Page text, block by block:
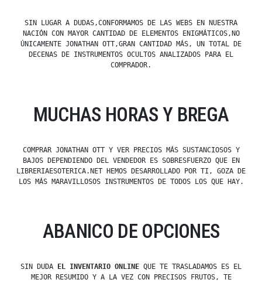
SIN LUGAR A DUDAS,CONFORMAMOS DE LAS WEBS EN NUESTRA
NACIÓN CON MAYOR CANTIDAD DE ELEMENTOS ENIGMÁTICOS,NO
ÚNICAMENTE JONATHAN OTT,GRAN CANTIDAD MÁS, UN TOTAL DE
DECENAS DE INSTRUMENTOS OCULTOS ANALIZADOS PARA EL
COMPRADOR.
MUCHAS HORAS Y BREGA
COMPRAR JONATHAN OTT Y VER PRECIOS MÁS SUSTANCIOSOS Y
BAJOS DEPENDIENDO DEL VENDEDOR ES SOBRESFUERZO QUE EN
LIBRERIAESOTERICA.NET HEMOS DESARROLLADO POR TI, GOZA DE
LOS MÁS MARAVILLOSOS INSTRUMENTOS DE TODOS LOS QUE HAY.
ABANICO DE OPCIONES
SIN DUDA EL INVENTARIO ONLINE QUE TE TRASLADAMOS ES EL
MEJOR RESUMIDO Y A LA VEZ CON PRECISOS FRUTOS, TE